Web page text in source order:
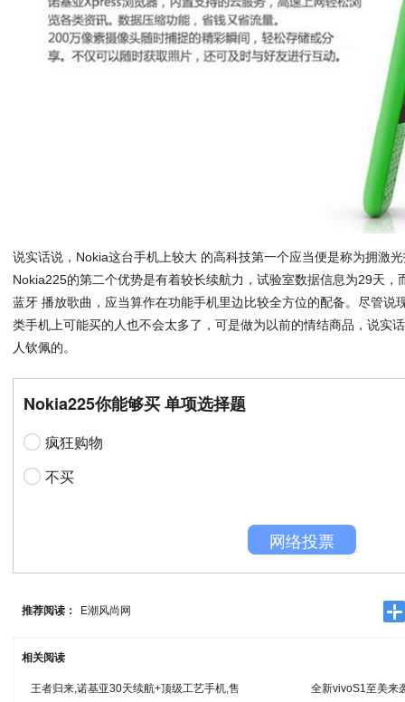
说实话说，Nokia这台手机上较大 的高科技第一个应当便是称为拥激
Nokia225的第二个优势是有着较长续航力，试验室数据信息为29天，
蓝牙 播放歌曲，应当算作在功能手机里边比较全方位的配备。尽管说
类手机上可能买的人也不会太多了，可是做为以前的情结商品，说实
人钦佩的。
Nokia225你能够买 单项选择题
疯狂购物
不买
网络投票
推荐阅读： E潮风尚网
相关阅读
王者归来,诺基亚30天续航+顶级工艺手机,售 全新vivoS1至美来